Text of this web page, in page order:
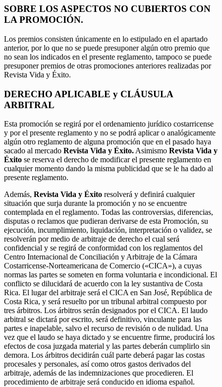
SOBRE LOS ASPECTOS NO CUBIERTOS CON
LA PROMOCIÓN.
Los premios consisten únicamente en lo estipulado en el apartado
anterior, por lo que no se puede presuponer algún otro premio que
no sean los indicados en el presente reglamento, tampoco se puede
presuponer premios de otras promociones anteriores realizadas por
Revista Vida y Éxito.
DERECHO APLICABLE y CLÁUSULA
ARBITRAL
Esta promoción se regirá por el ordenamiento jurídico costarricense
y por el presente reglamento y no se podrá aplicar o analógicamente
algún otro reglamento de alguna promoción que en el pasado haya
sacado al mercado Revista Vida y Éxito. Asimismo Revista Vida y
Éxito se reserva el derecho de modificar el presente reglamento en
cualquier momento dando la misma publicidad que se le ha dado al
presente reglamento.
Además, Revista Vida y Éxito resolverá y definirá cualquier
situación que surja durante la promoción y no se encuentre
contemplada en el reglamento. Todas las controversias, diferencias,
disputas o reclamos que pudieran derivarse de esta Promoción, su
ejecución, incumplimiento, liquidación, interpretación o validez, se
resolverán por medio de arbitraje de derecho el cual será
confidencial y se regirá de conformidad con los reglamentos del
Centro Internacional de Conciliación y Arbitraje de la Cámara
Costarricense-Norteamericana de Comercio («CICA»), a cuyas
normas las partes se someten en forma voluntaria e incondicional. El
conflicto se dilucidará de acuerdo con la ley sustantiva de Costa
Rica. El lugar del arbitraje será el CICA en San José, República de
Costa Rica, y será resuelto por un tribunal arbitral compuesto por
tres árbitros. Los árbitros serán designados por el CICA. El laudo
arbitral se dictará por escrito, será definitivo, vinculante para las
partes e inapelable, salvo el recurso de revisión o de nulidad. Una
vez que el laudo se haya dictado y se encuentre firme, producirá los
efectos de cosa juzgada material y las partes deberán cumplirlo sin
demora. Los árbitros decidirán cuál parte deberá pagar las costas
procesales y personales, así como otros gastos derivados del
arbitraje, además de las indemnizaciones que procedieren. El
procedimiento de arbitraje será conducido en idioma español.